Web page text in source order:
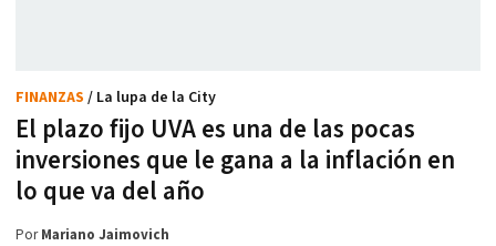
El plazo fijo UVA es una de las pocas
inversiones que le gana a la inflación en
lo que va del año
FINANZAS / La lupa de la City
PorMariano Jaimovich